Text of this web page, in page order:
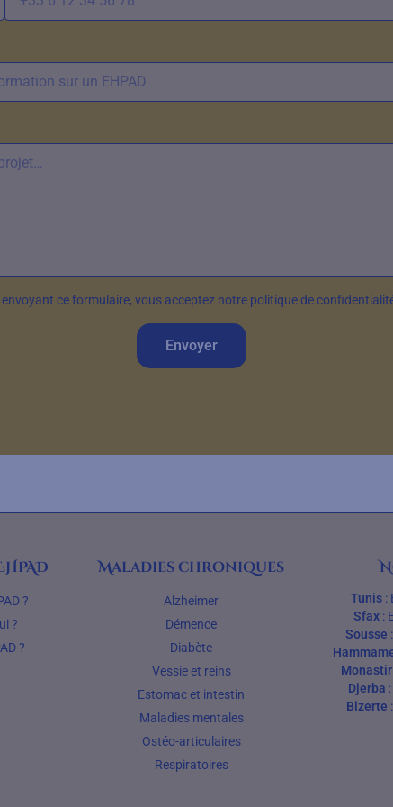
envoyant ce formulaire, vous acceptez notre politique de
Envoyer
?
?
?
Maladies chroniques
Alzheimer
Démence
Diabète
Vessie et reins
Estomac et intestin
Maladies mentales
Ostéo-articulaires
Respiratoires
Tunis :
Sfax :
Sousse
Monastir
Djerba :
Bizerte